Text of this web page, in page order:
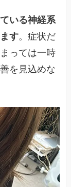
いる神経系
す。症状だ
っては一時
を見込めな